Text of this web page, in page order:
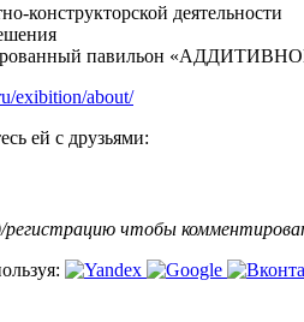
конструкторской деятельности
павильон
exibition/about/
ей с друзьями:
чтобы